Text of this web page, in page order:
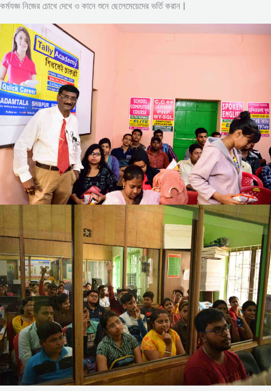
কর্মযজ্ঞ নিজের চোখে দেখে ও কানে শুনে ছেলেমেয়েদের ভর্তি করান |